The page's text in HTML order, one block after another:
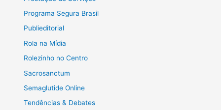
Programa Segura Brasil
Publieditorial
Rola na Mídia
Rolezinho no Centro
Sacrosanctum
Semaglutide Online
Tendências & Debates